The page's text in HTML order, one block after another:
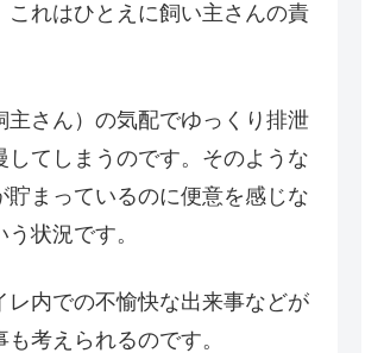
れはひとえに飼い主さんの責
さん）の気配でゆっくり排泄
てしまうのです。そのような
まっているのに便意を感じな
状況です。
内での不愉快な出来事などが
考えられるのです。